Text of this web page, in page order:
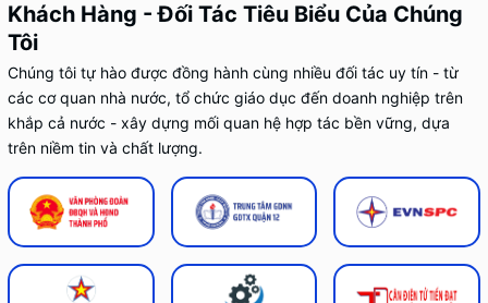
Khách Hàng - Đối Tác Tiêu Biểu Của Chúng
Tôi
Chúng tôi tự hào được đồng hành cùng nhiều đối tác uy tín - từ
các cơ quan nhà nước, tổ chức giáo dục đến doanh nghiệp trên
khắp cả nước - xây dựng mối quan hệ hợp tác bền vững, dựa
trên niềm tin và chất lượng.